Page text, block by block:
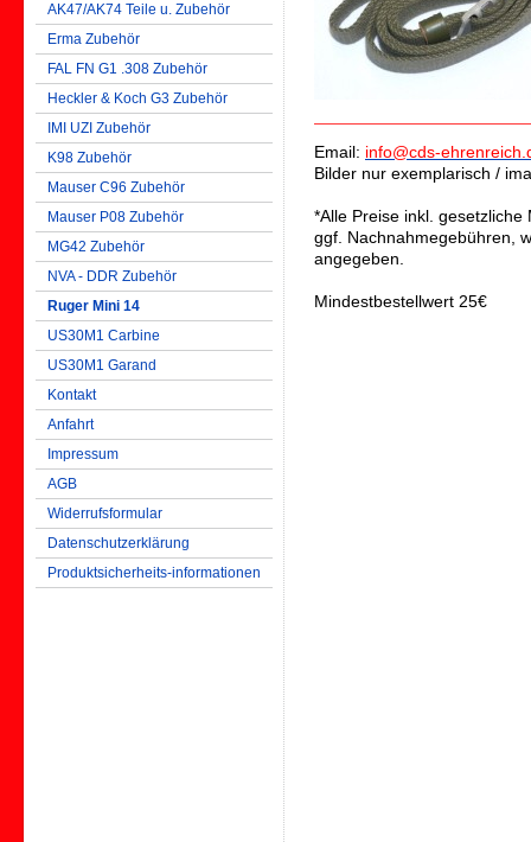
AK47/AK74 Teile u. Zubehör
Erma Zubehör
FAL FN G1 .308 Zubehör
Heckler & Koch G3 Zubehör
IMI UZI Zubehör
K98 Zubehör
Mauser C96 Zubehör
Mauser P08 Zubehör
MG42 Zubehör
NVA - DDR Zubehör
Ruger Mini 14
US30M1 Carbine
US30M1 Garand
Kontakt
Anfahrt
Impressum
AGB
Widerrufsformular
Datenschutzerklärung
Produktsicherheits-informationen
Email: info@cds-
Bilder nur exemplarisch /
*Alle Preise inkl.
ggf. Nachnahmegebühren,
angegeben.
Mindestbestellwert 25€